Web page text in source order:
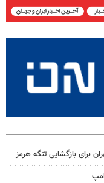
برای بازگشایی تنگه هرمز